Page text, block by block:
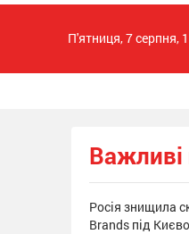
П'ятниця, 7 серпня,
Росія знищила
Brands під